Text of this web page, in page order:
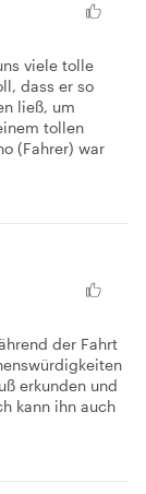
viele tolle
dass er so
ließ, um
tollen
(Fahrer) war
der Fahrt
erkunden und
kann ihn auch